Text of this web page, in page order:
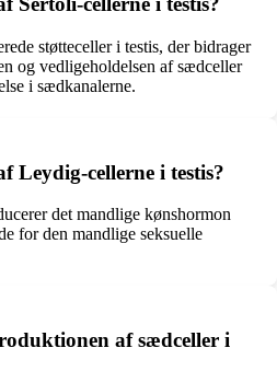
støtteceller i testis, der bidrager
og vedligeholdelsen af sædceller
i sædkanalerne.
Leydig-cellerne i testis?
det mandlige kønshormon
for den mandlige seksuelle
af sædceller i